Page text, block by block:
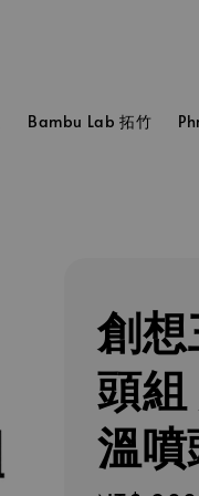
Bambu Lab 拓竹
創
頭
溫